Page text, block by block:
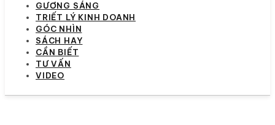
GƯƠNG SÁNG
TRIẾT LÝ KINH DOANH
GÓC NHÌN
SÁCH HAY
CẦN BIẾT
TƯ VẤN
VIDEO